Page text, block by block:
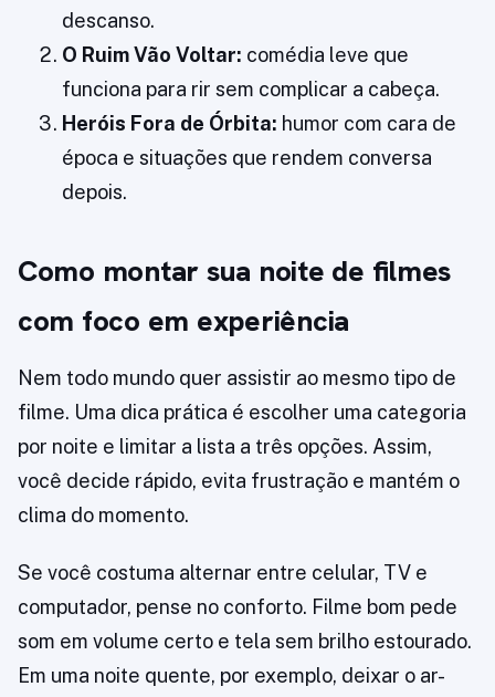
descanso.
O Ruim Vão Voltar: comédia leve que
funciona para rir sem complicar a cabeça.
Heróis Fora de Órbita: humor com cara de
época e situações que rendem conversa
depois.
Como montar sua noite de filmes
com foco em experiência
Nem todo mundo quer assistir ao mesmo tipo de
filme. Uma dica prática é escolher uma categoria
por noite e limitar a lista a três opções. Assim,
você decide rápido, evita frustração e mantém o
clima do momento.
Se você costuma alternar entre celular, TV e
computador, pense no conforto. Filme bom pede
som em volume certo e tela sem brilho estourado.
Em uma noite quente, por exemplo, deixar o ar-